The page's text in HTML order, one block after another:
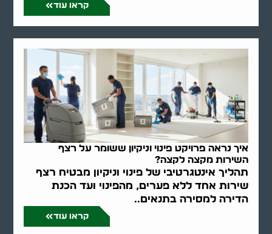
קראו עוד
איך נראה פרויקט פינוי וניקיון ששומר על רצף
השירות מקצה לקצה?
תהליך אינטגרטיבי של פינוי וניקיון מבטיח רצף
שירות אחד ללא פערים, מהפינוי ועד הכנת
הדירה למסירה בתנאים..
קראו עוד